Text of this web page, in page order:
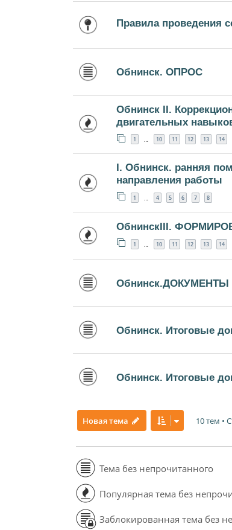
Правила проведения
Обнинск. ОПРОС
Обнинск II.
двигательных
1 … 10 11 12 13 14
I. Обнинск. ранняя
направления работы
1 … 4 5 6 7 8
ОбнинскIII.
1 … 10 11 12 13 14
Обнинск.ДОКУМЕНТЫ
Обнинск. Итоговые
Обнинск. Итоговые
Новая тема 10 тем •
Тема без непрочитанного
Популярная тема без
Заблокированная тема без